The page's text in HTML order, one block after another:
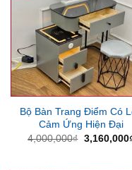
Bộ Bàn Trang Điểm Có
Cảm Ứng Hiện Đại
4,000,000₫ Giá
3,160,000